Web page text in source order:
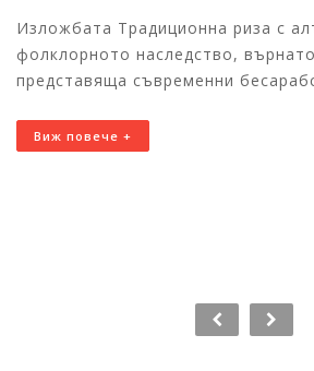
истории от
към живот ,
Първите